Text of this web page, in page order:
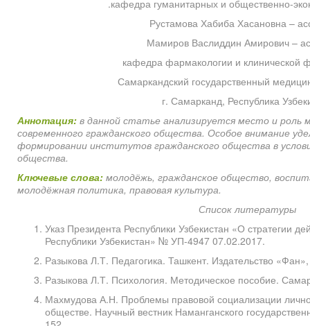
.кафедра гуманитарных и общественно-
Рустамова Хабиба Хасановна –
Мамиров Васлиддин Амирович –
кафедра фармакологии и клинической
Самаркандский государственный
г. Самарканд, Республика
Аннотация: в данной статье анализируется место и роль
современного гражданского общества. Особое внимание
формировании институтов гражданского общества в
общества.
Ключевые слова: молодёжь, гражданское общество,
молодёжная политика, правовая культура.
Список литературы
Указ Президента Республики Узбекистан «О стратегии
Республики Узбекистан» № УП-4947 07.02.2017.
Разыкова Л.Т. Педагогика. Ташкент. Издательство
Разыкова Л.Т. Психология. Методическое пособие.
Махмудова А.Н. Проблемы правовой социализации
обществе. Научный вестник Наманганского